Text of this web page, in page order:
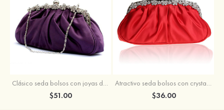
Clásico seda bolsos con joyas de acrílico plisado
$51.00
Atractivo seda bolsos con crystal/rhinestone plisado
$36.00